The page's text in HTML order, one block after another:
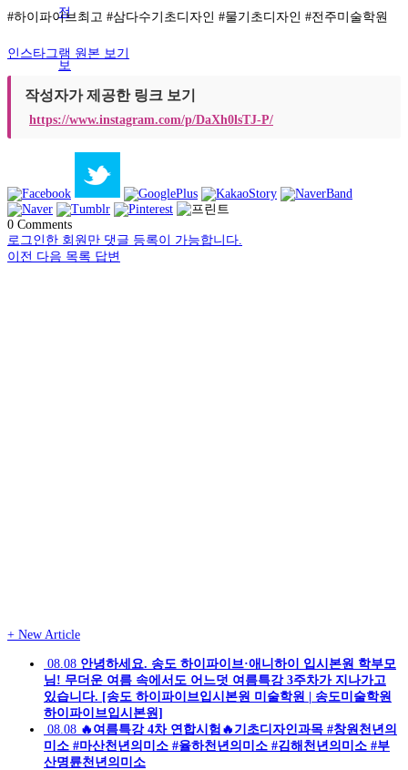
정
보
#하이파이브최고 #삼다수기초디자인 #물기초디자인 #전주미술학원
인스타그램 원본 보기
작성자가 제공한 링크 보기
https://www.instagram.com/p/DaXh0lsTJ-P/
0 Comments
로그인한 회원만 댓글 등록이 가능합니다.
이전 다음 목록 답변
+ New Article
08.08 안녕하세요. 송도 하이파이브·애니하이 입시본원 학부모
님! 무더운 여름 속에서도 어느덧 여름특강 3주차가 지나가고
있습니다. [송도 하이파이브입시본원 미술학원 | 송도미술학원
하이파이브입시본원]
08.08 🔥여름특강 4차 연합시험🔥기초디자인과목 #창원천년의
미소 #마산천년의미소 #율하천년의미소 #김해천년의미소 #부
산명륜천년의미소